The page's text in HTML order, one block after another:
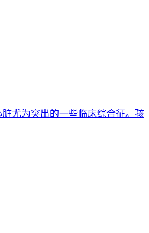
尤为突出的一些临床综合征。孩